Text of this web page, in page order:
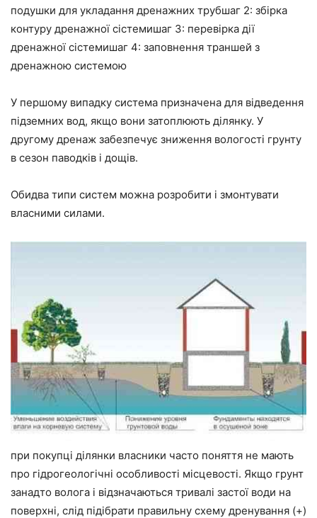
подушки для укладання дренажних трубшаг 2: збірка
контуру дренажної сістемишаг 3: перевірка дії
дренажної сістемишаг 4: заповнення траншей з
дренажною системою
У першому випадку система призначена для відведення
підземних вод, якщо вони затоплюють ділянку. У
другому дренаж забезпечує зниження вологості грунту
в сезон паводків і дощів.
Обидва типи систем можна розробити і змонтувати
власними силами.
при покупці ділянки власники часто поняття не мають
про гідрогеологічні особливості місцевості. Якщо грунт
занадто волога і відзначаються тривалі застої води на
поверхні, слід підібрати правильну схему дренування (+)